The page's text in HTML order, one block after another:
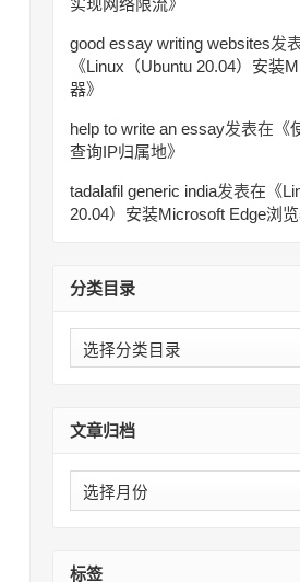
实现网络限流》
good essay writing websites发
《Linux（Ubuntu 20.04）安装
器》
help to write an essay发表在《
查询IP归属地》
tadalafil generic india发表在《
20.04）安装Microsoft Edge浏
分类目录
分
类
文章归档
文
章
标签